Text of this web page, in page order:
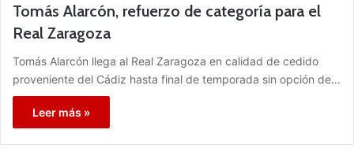
Tomás Alarcón, refuerzo de categoría para el
Real Zaragoza
Tomás Alarcón llega al Real Zaragoza en calidad de cedido
proveniente del Cádiz hasta final de temporada sin opción de…
Leer más »